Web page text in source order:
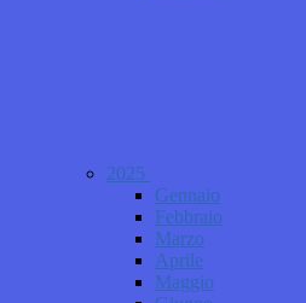
2025
Gennaio
Febbraio
Marzo
Aprile
Maggio